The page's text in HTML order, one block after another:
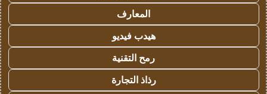
المعارف
هيدب فيديو
رمح التقنية
رذاذ التجارة